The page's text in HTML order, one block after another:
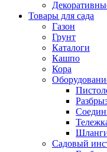
Товары для сада
Газон
Грунт
Каталоги
Кашпо
Кора
Садовый